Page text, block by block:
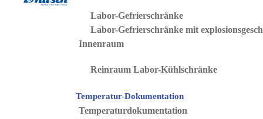
Labor-Gefrierschränke
Labor-Gefrierschränke mit
Innenraum
Reinraum Labor-Kühlschränke
Temperatur-Dokumentation
Temperaturdokumentation